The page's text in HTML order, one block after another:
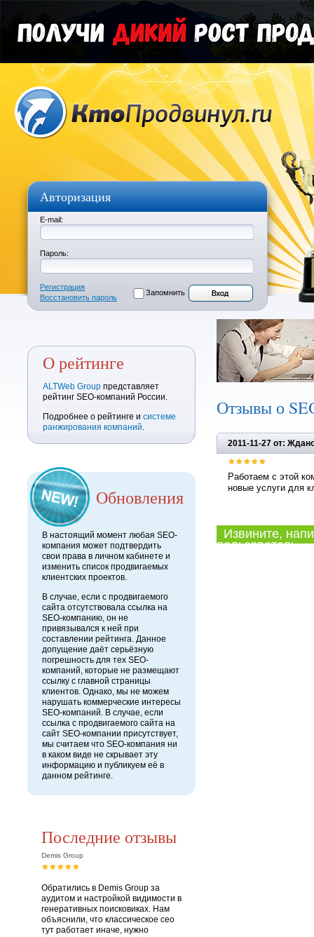
Авторизация
E-mail:
Пароль:
Регистрация
Восстановить пароль
Запомнить
О рейтинге
ALTWeb Group представляет
рейтинг SEO-компаний России.
Подробнее о рейтинге и системе
ранжирования компаний.
Обновления
В настоящий момент любая SEO-
компания может подтвердить
свои права в личном кабинете и
изменить список продвигаемых
клиентских проектов.
В случае, если с продвигаемого
сайта отсутствовала ссылка на
SEO-компанию, он не
привязывался к ней при
составлении рейтинга. Данное
допущение даёт серьёзную
погрешность для тех SEO-
компаний, которые не размещают
ссылку с главной страницы
клиентов. Однако, мы не можем
нарушать коммерческие интересы
SEO-компаний. В случае, если
ссылка с продвигаемого сайта на
сайт SEO-компании присутствует,
мы считаем что SEO-компания ни
в каком виде не скрывает эту
информацию и публикуем её в
данном рейтинге.
Последние отзывы
Demis Group
Обратились в Demis Group за
аудитом и настройкой видимости в
генеративных поисковиках. Нам
объяснили, что классическое сео
тут работает иначе, нужно
Отзывы о
2011-11-27 от:
Работаем с этой
новые услуги для
Извините,
пользователь.